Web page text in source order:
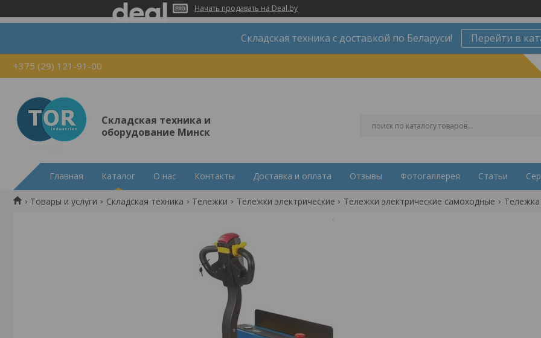
Начать продавать на Deal.by
Складская техника с доставкой по Беларуси! Перейти в
+375 (29) 121-91-00
Складская техника и
оборудование Минск
Главная Каталог О нас Контакты Доставка и оплата Отзывы Фотогаллерея Статьи
Товары и услуги Складская техника Тележки Тележки электрические Тележки электрические самоходные